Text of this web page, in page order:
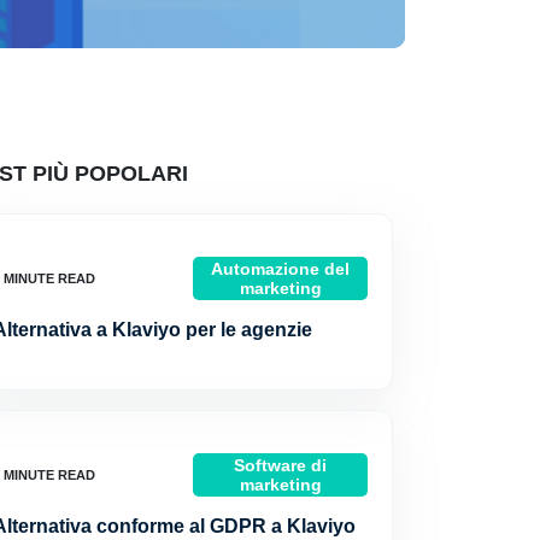
PIÙ POPOLARI
Automazione del
marketing
a Klaviyo per le agenzie
Software di
marketing
conforme al GDPR a Klaviyo